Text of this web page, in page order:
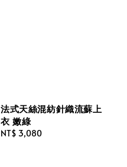
法式天絲混紡針織流蘇上
衣 嫩綠
Regular
NT$ 3,080